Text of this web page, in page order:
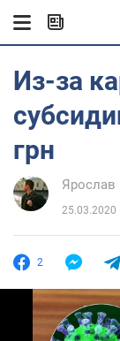
Из-за
грн
25.03.2020
2